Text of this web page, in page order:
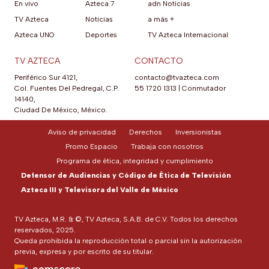
En vivo
TV Azteca
Azteca UNO
Azteca 7
Noticias
Deportes
adn Noticias
a más +
TV Azteca Internacional
TV AZTECA
Periférico Sur 4121,
Col. Fuentes Del Pedregal, C.P.
14140,
Ciudad De México, México.
CONTACTO
contacto@tvazteca.com
55 1720 1313
Conmutador
TV Azteca, M.R. & ©, TV Azteca, S.A.B. de C.V. Todos los derechos
reservados, 2025.
Queda prohibida la reproducción total o parcial sin la autorización
previa, expresa y por escrito de su titular.
Aviso de privacidad Derechos
Inversionistas
Promo Espacio
Trabaja con nosotros
Programa de ética, integridad y cumplimiento
Defensor de Audiencias y Código de Ética de Televisión
Azteca III y Televisora del Valle de México